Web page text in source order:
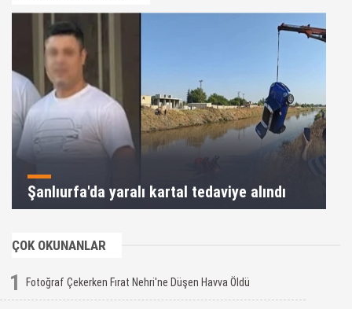
Şanlıurfa'da yaralı kartal tedaviye alındı
ÇOK OKUNANLAR
1 Fotoğraf Çekerken Fırat Nehri'ne Düşen Havva Öldü